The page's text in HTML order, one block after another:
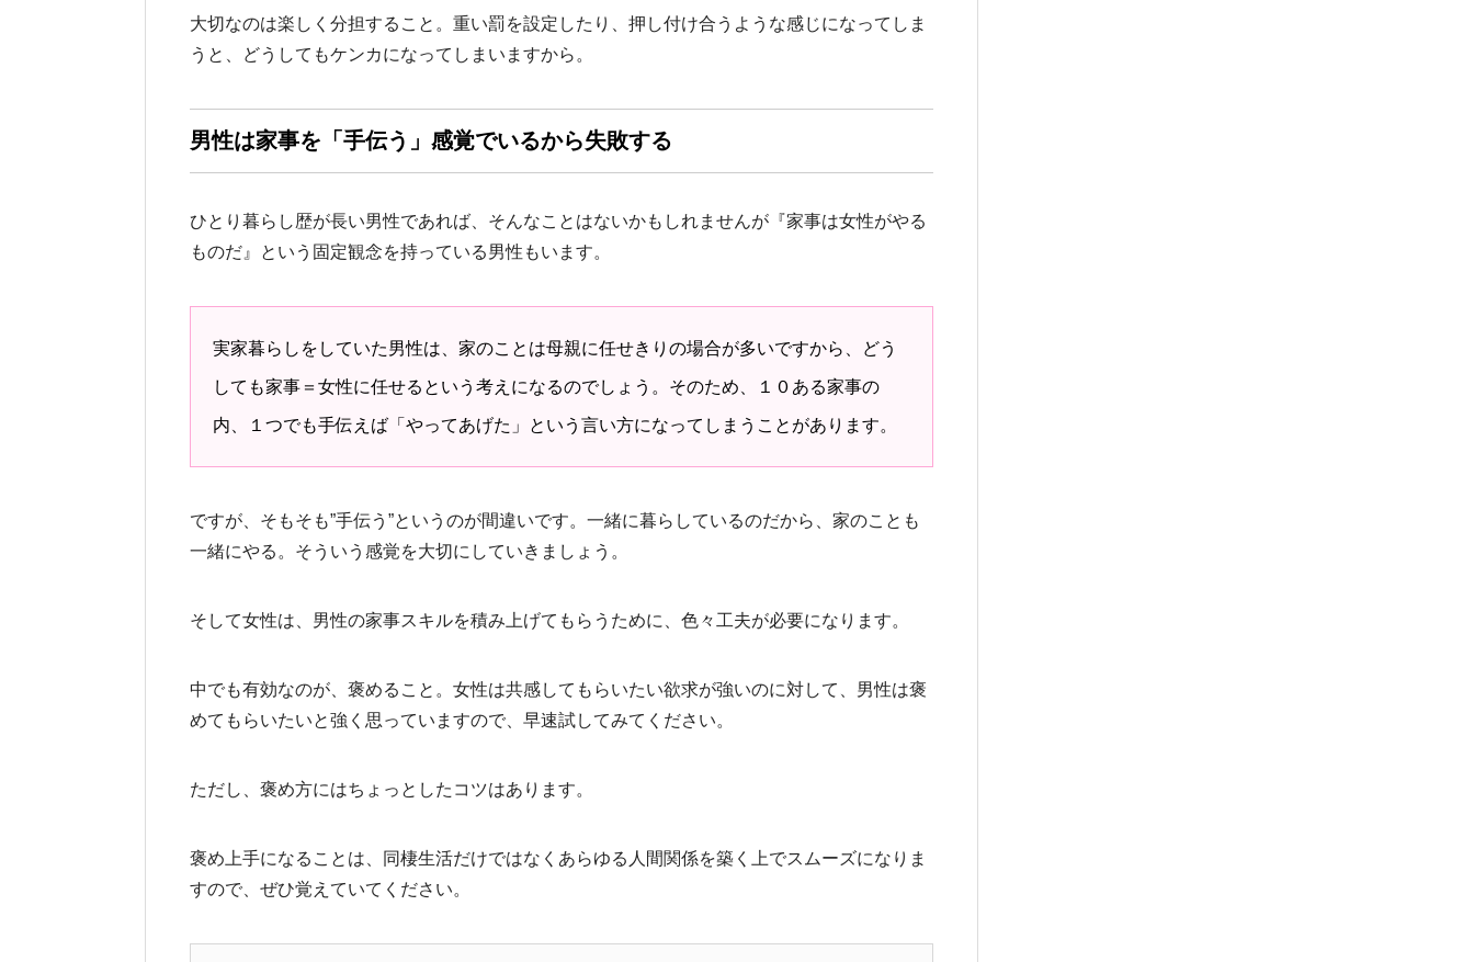
大切なのは楽しく分担すること。重い罰を設定したり、押し付け合うような感じになってしま
うと、どうしてもケンカになってしまいますから。
男性は家事を「手伝う」感覚でいるから失敗する
ひとり暮らし歴が長い男性であれば、そんなことはないかもしれませんが『家事は女性がやる
ものだ』という固定観念を持っている男性もいます。
実家暮らしをしていた男性は、家のことは母親に任せきりの場合が多いですから、どう
しても家事＝女性に任せるという考えになるのでしょう。そのため、１０ある家事の
内、１つでも手伝えば「やってあげた」という言い方になってしまうことがあります。
ですが、そもそも”手伝う”というのが間違いです。一緒に暮らしているのだから、家のことも
一緒にやる。そういう感覚を大切にしていきましょう。
そして女性は、男性の家事スキルを積み上げてもらうために、色々工夫が必要になります。
中でも有効なのが、褒めること。女性は共感してもらいたい欲求が強いのに対して、男性は褒
めてもらいたいと強く思っていますので、早速試してみてください。
ただし、褒め方にはちょっとしたコツはあります。
褒め上手になることは、同棲生活だけではなくあらゆる人間関係を築く上でスムーズになりま
すので、ぜひ覚えていてください。